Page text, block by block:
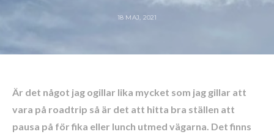
18 MAJ, 2021
Är det något jag ogillar lika mycket som jag gillar att
vara på roadtrip så är det att hitta bra ställen att
pausa på för fika eller lunch utmed vägarna. Det finns